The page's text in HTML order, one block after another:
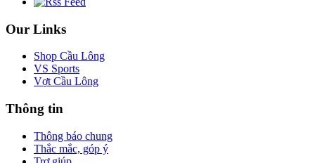
Our Links
Shop Cầu Lông
VS Sports
Vợt Cầu Lông
Thông tin
Thông báo chung
Thắc mắc, góp ý